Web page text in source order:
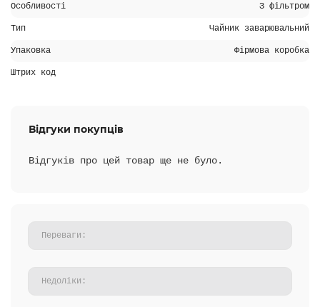
Особливості З фільтром
Тип Чайник заварювальний
Упаковка Фірмова коробка
Штрих код
Відгуки покупців
Відгуків про цей товар ще не було.